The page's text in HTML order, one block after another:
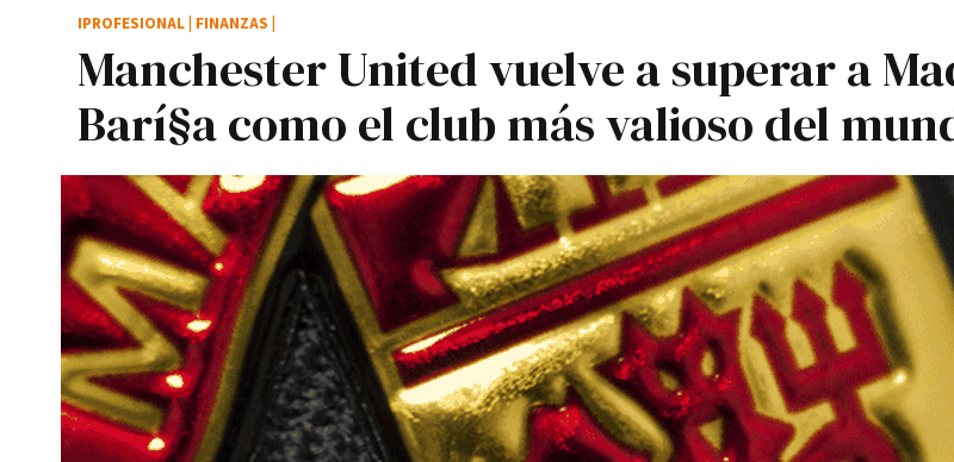
Manchester United vuelve a superar a
Barí§a como el club más valioso del
IPROFESIONAL FINANZAS